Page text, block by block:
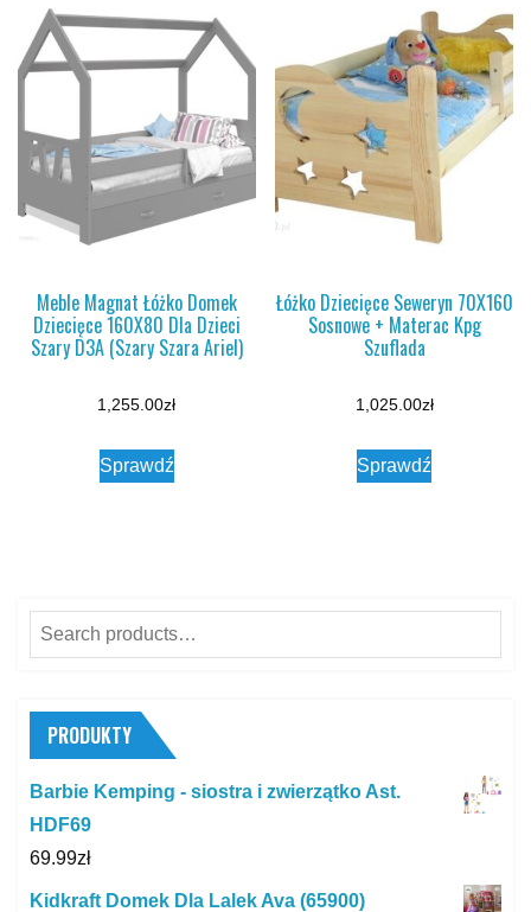
Meble Magnat Łóżko Domek
Dziecięce 160X80 Dla Dzieci
Szary D3A (Szary Szara Ariel)
1,255.00zł
Sprawdź
Łóżko Dziecięce Seweryn 70X160
Sosnowe + Materac Kpg
Szuflada
1,025.00zł
Sprawdź
Search
for:
PRODUKTY
Barbie Kemping - siostra i zwierzątko Ast.
HDF69
69.99zł
Kidkraft Domek Dla Lalek Ava (65900)